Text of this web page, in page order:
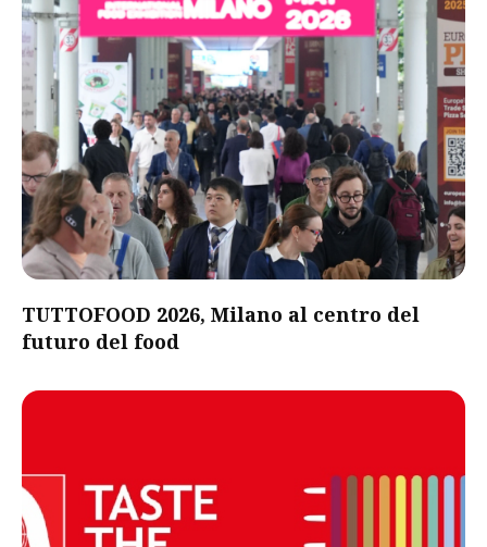
TUTTOFOOD 2026, Milano al centro del
futuro del food